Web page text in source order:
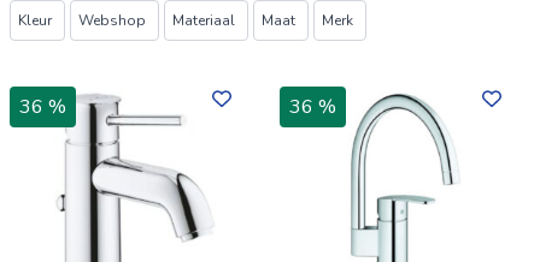
Producten
Kleur Webshop Materiaal Maat Merk
36 % 36 %